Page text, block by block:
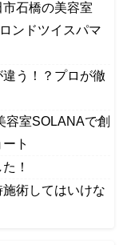
石橋の美容室
ンドツイスパマ
う！？プロが徹
容室SOLANAで創
ト
！
施術してはいけな